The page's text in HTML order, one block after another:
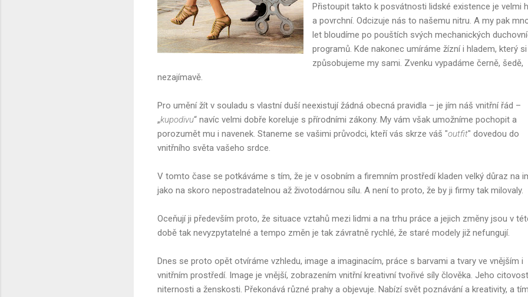
Přistoupit takto k posvátnosti lidské existence je velmi
a povrchní. Odcizuje nás to našemu nitru. A my pak
let bloudíme po pouštích svých mechanických
programů. Kde nakonec umíráme žízní i hladem, který si
způsobujeme my sami. Zvenku vypadáme černě, šedě,
nezajímavě.
Pro umění žít v souladu s vlastní duší neexistují žádná obecná pravidla – je jím náš vnitřní řád –
„kupodivu“ navíc velmi dobře koreluje s přírodními zákony. My vám však umožníme pochopit a
porozumět mu i navenek. Staneme se vašimi průvodci, kteří vás skrze váš "outfit" dovedou do
vnitřního světa vašeho srdce.
V tomto čase se potkáváme s tím, že je v osobním a firemním prostředí kladen velký důraz na
jako na skoro nepostradatelnou až životodárnou sílu. A není to proto, že by ji firmy tak milovaly.
Oceňují ji především proto, že situace vztahů mezi lidmi a na trhu práce a jejich změny jsou v
době tak nevyzpytatelné a tempo změn je tak závratně rychlé, že staré modely již nefungují.
Dnes se proto opět otvíráme vzhledu, image a imaginacím, práce s barvami a tvary ve vnějším i
vnitřním prostředí. Image je vnější, zobrazením vnitřní kreativní tvořivé síly člověka. Jeho
niternosti a ženskosti. Překonává různé prahy a objevuje. Nabízí svět poznávání a kreativity, a